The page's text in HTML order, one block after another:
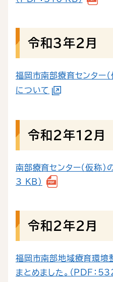
令和３年２月
福岡市南部療育センター
について
令和２年１２月
南部療育センター（仮称）
3 KB）
令和２年２月
福岡市南部地域療育環境
まとめました。（PDF：